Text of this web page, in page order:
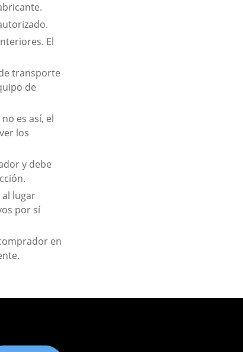
El
transporte
de
es así, el
los
y debe
lugar
por sí
en